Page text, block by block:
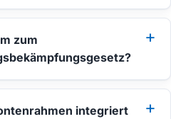
zum
integriert